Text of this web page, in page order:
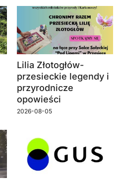
Lilia Złotogłów-
przesieckie legendy i
przyrodnicze
opowieści
2026-08-05